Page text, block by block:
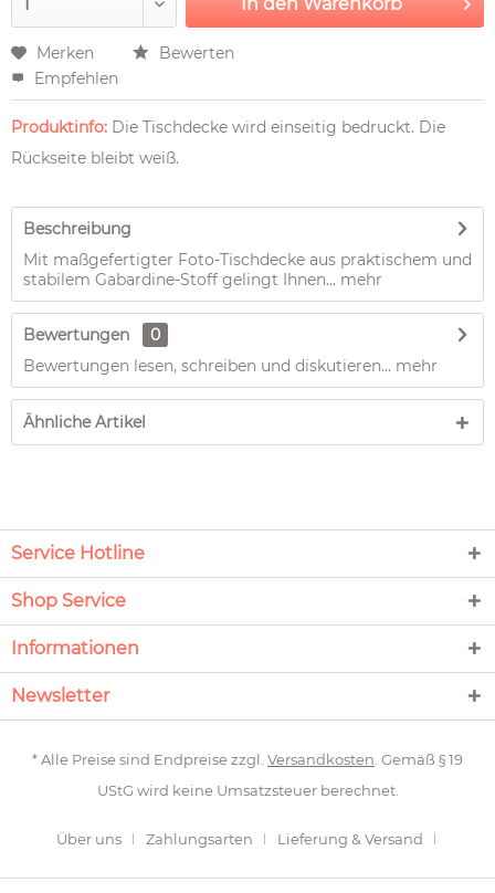
Merken
Bewerten
Empfehlen
Produktinfo: Die Tischdecke wird einseitig bedruckt. Die
Rückseite bleibt weiß.
Beschreibung
Mit maßgefertigter Foto-Tischdecke aus praktischem und
stabilem Gabardine-Stoff gelingt Ihnen... mehr
Bewertungen
0
Bewertungen lesen, schreiben und diskutieren... mehr
Ähnliche Artikel
Service Hotline
Shop Service
Informationen
Newsletter
* Alle Preise sind Endpreise zzgl. Versandkosten . Gemäß § 19
UStG wird keine Umsatzsteuer berechnet.
Über uns Zahlungsarten Lieferung & Versand
Newsletter Rückgabe Kontakt Gardinen messen